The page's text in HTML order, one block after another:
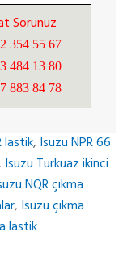
Sorunuz
354 55 67
484 13 80
883 84 78
lastik, Isuzu NPR 66
Isuzu Turkuaz ikinci
NQR çıkma
, Isuzu çıkma
lastik